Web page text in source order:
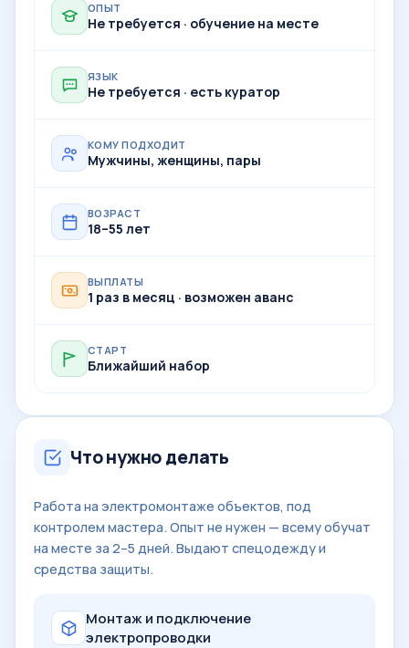
ОПЫТ
Не требуется · обучение на месте
ЯЗЫК
Не требуется · есть куратор
КОМУ ПОДХОДИТ
Мужчины, женщины, пары
ВОЗРАСТ
18–55 лет
ВЫПЛАТЫ
1 раз в месяц · возможен аванс
СТАРТ
Ближайший набор
Что нужно делать
Работа на электромонтаже объектов, под
контролем мастера. Опыт не нужен — всему обучат
на месте за 2–5 дней. Выдают спецодежду и
средства защиты.
Монтаж и подключение
электропроводки